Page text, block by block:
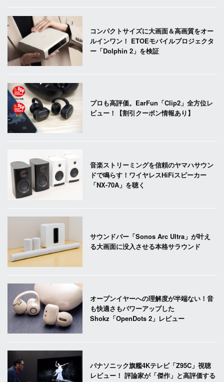
コンパクトサイズに大画面＆高画質をオー
ルインワン！ ETOEモバイルプロジェクタ
ー「Dolphin 2」を検証
プロも高評価。EarFun「Clip2」全方位レ
ビュー！【割引クーポン情報あり】
音楽ストリーミングを信頼のヤマハサウン
ドで鳴らす！ワイヤレスHiFiスピーカー
「NX-70A」を聴く
サウンドバー「Sonos Arc Ultra」が叶え
る大画面に没入させる本格サラウンド
オープンイヤーへの理解度が半端ない！音
も快適さもパワーアップした
Shokz「OpenDots 2」レビュー
パナソニック旗艦4Kテレビ「Z95C」視聴
レビュー！ 評論家が「傑作」と高評価する